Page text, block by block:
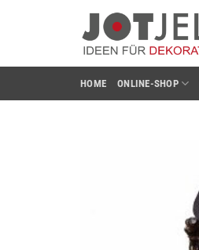
HOME ONLINE-SHOP